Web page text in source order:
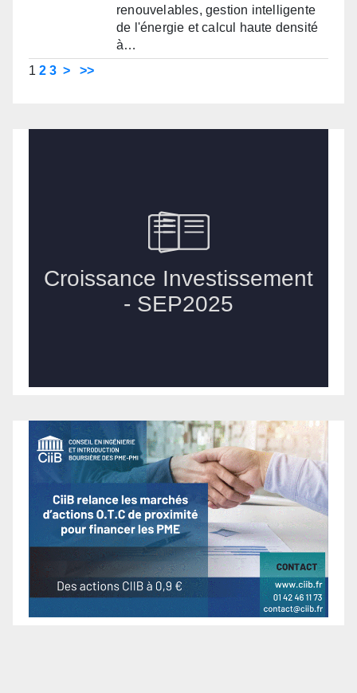
renouvelables, gestion intelligente
de l'énergie et calcul haute densité
à…
1 2 3 > >>